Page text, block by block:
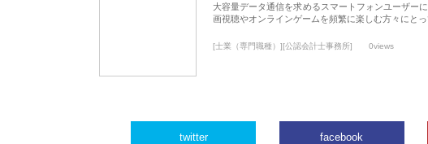
大容量データ通信を求めるスマートフォンユーザー
画視聴やオンラインゲームを頻繁に楽しむ方々にと
[士業（専門職種）][公認会計士事務所] 0views
twitter facebook